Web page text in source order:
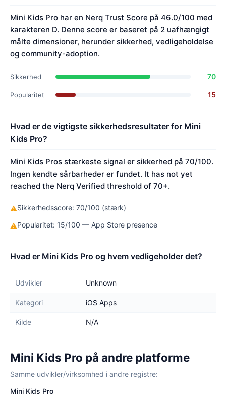
Mini Kids Pro har en Nerq Trust Score på 46.0/100 med
karakteren D. Denne score er baseret på 2 uafhængigt
målte dimensioner, herunder sikkerhed, vedligeholdelse
og community-adoption.
Sikkerhed 70
Popularitet 15
Hvad er de vigtigste sikkerhedsresultater for Mini
Kids Pro?
Mini Kids Pros stærkeste signal er sikkerhed på 70/100.
Ingen kendte sårbarheder er fundet. It has not yet
reached the Nerq Verified threshold of 70+.
⚠Sikkerhedsscore: 70/100 (stærk)
⚠Popularitet: 15/100 — App Store presence
Hvad er Mini Kids Pro og hvem vedligeholder det?
Udvikler Unknown
Kategori iOS Apps
Kilde N/A
Mini Kids Pro på andre platforme
Samme udvikler/virksomhed i andre registre:
Mini Kids Pro